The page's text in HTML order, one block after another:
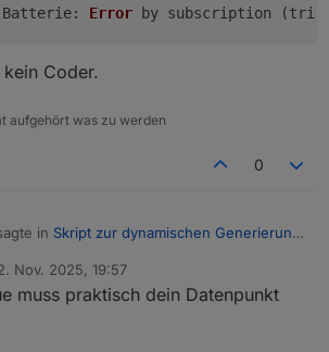
Batterie: Error by subscription
Coder.
aufgehört was zu werden
0
in Skript zur dynamischen Generierung
schaue bitte Post #20.
Nov. 2025, 19:57
von
muss praktisch dein Datenpunkt